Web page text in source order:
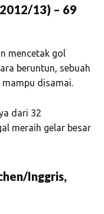
13) – 69
mencetak gol
beruntun, sebuah
mampu disamai.
dari 32
meraih gelar besar
Inggris,